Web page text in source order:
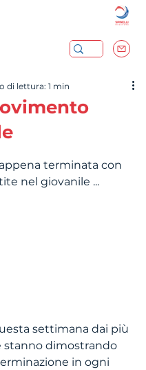
di lettura: 1 min
NaN stelle su 5.
terminata con
nel giovanile ...
settimana dai più
stanno dimostrando
in ogni